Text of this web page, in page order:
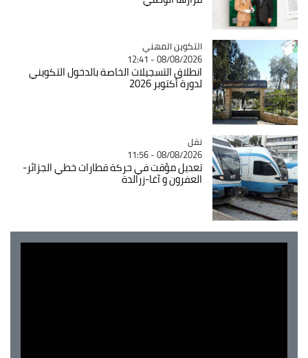
Catégorie
التكوين المهني
08/08/2026 - 12:41
انطلاق التسجيلات الخاصة بالدخول التكويني
لدورة أكتوبر 2026
Catégorie
نقل
08/08/2026 - 11:56
تعديل مؤقت في حركة قطارات خطي الجزائر-
العفرون و آغا-زرالدة